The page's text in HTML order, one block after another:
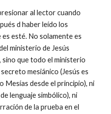
al lector cuando
d haber leído los
esté. No solamente es
ministerio de Jesús
sino que todo el ministerio
mesiánico (Jesús es
desde el principio), ni
lenguaje simbólico), ni
de la prueba en el